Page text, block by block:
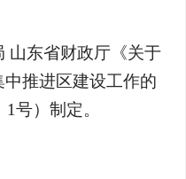
山东省财政厅《关于
推进区建设工作的
号）制定。